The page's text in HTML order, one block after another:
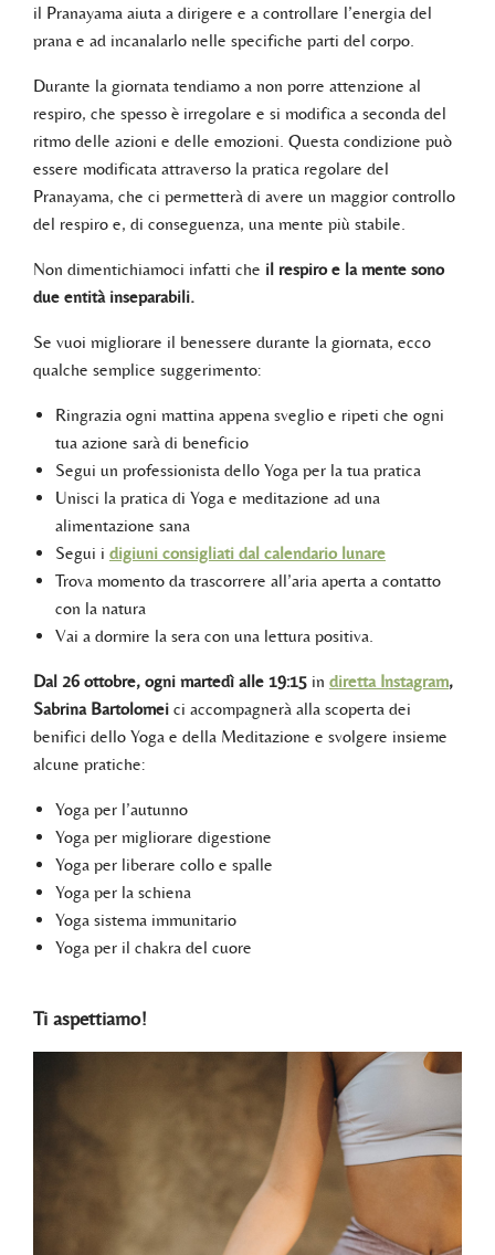
il Pranayama aiuta a dirigere e a controllare l’energia del
prana e ad incanalarlo nelle specifiche parti del corpo.
Durante la giornata tendiamo a non porre attenzione al
respiro, che spesso è irregolare e si modifica a seconda del
ritmo delle azioni e delle emozioni. Questa condizione può
essere modificata attraverso la pratica regolare del
Pranayama, che ci permetterà di avere un maggior controllo
del respiro e, di conseguenza, una mente più stabile.
Non dimentichiamoci infatti che il respiro e la mente sono
due entità inseparabili.
Se vuoi migliorare il benessere durante la giornata, ecco
qualche semplice suggerimento:
Ringrazia ogni mattina appena sveglio e ripeti che ogni
tua azione sarà di beneficio
Segui un professionista dello Yoga per la tua pratica
Unisci la pratica di Yoga e meditazione ad una
alimentazione sana
Segui i digiuni consigliati dal calendario lunare
Trova momento da trascorrere all’aria aperta a contatto
con la natura
Vai a dormire la sera con una lettura positiva.
Dal 26 ottobre, ogni martedì alle 19:15 in diretta Instagram,
Sabrina Bartolomei ci accompagnerà alla scoperta dei
benifici dello Yoga e della Meditazione e svolgere insieme
alcune pratiche:
Yoga per l’autunno
Yoga per migliorare digestione
Yoga per liberare collo e spalle
Yoga per la schiena
Yoga sistema immunitario
Yoga per il chakra del cuore
Ti aspettiamo!